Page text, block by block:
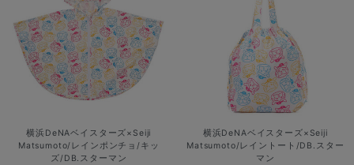
横浜DeNAベイスターズ×Seiji
Matsumoto/レインポンチョ/キッ
ズ/DB.スターマン
横浜DeNAベイスターズ×Seiji
Matsumoto/レイントート/DB.スター
マン